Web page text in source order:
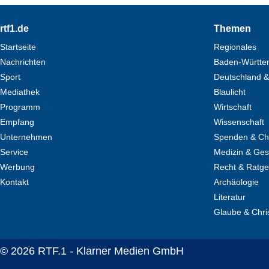
Footer
© 2026 RTF.1 - Klarner Medien GmbH
rtf1.de
Startseite
Nachrichten
Sport
Mediathek
Programm
Empfang
Unternehmen
Service
Werbung
Kontakt
Themen
Regionales
Baden-
Deutschland
Blaulicht
Wirtschaft
Wissenschaft
Spenden &
Medizin &
Recht &
Archäologie
Literatur
Glaube &